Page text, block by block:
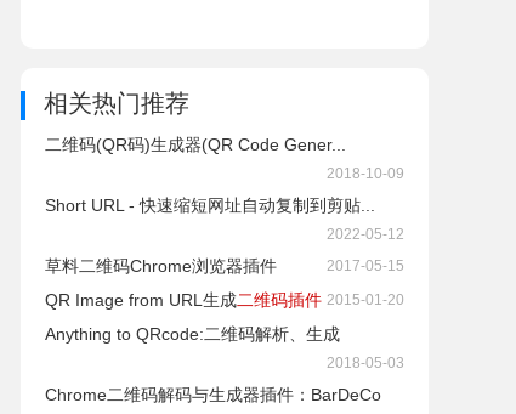
相关热门推荐
二维码(QR码)生成器(QR Code Gener...
2018-10-09
Short URL - 快速缩短网址自动复制到剪贴...
2022-05-12
草料二维码Chrome浏览器插件 2017-05-15
QR Image from URL生成二维码插件 2015-01-20
Anything to QRcode:二维码解析、生成
2018-05-03
Chrome二维码解码与生成器插件：BarDeCo